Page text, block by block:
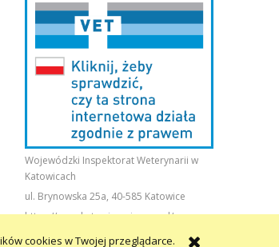
cookies w Twojej przeglądarce.
Wojewódzki Inspektorat Weterynarii w
Katowicach
ul. Brynowska 25a, 40-585 Katowice
https://www.katowice.wiw.gov.pl/